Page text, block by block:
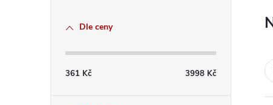
Dle ceny
361 Kč 3998 Kč